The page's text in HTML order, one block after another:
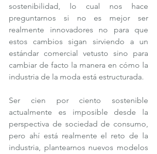
sostenibilidad, lo cual nos hace
preguntarnos si no es mejor ser
realmente innovadores no para que
estos cambios sigan sirviendo a un
estándar comercial vetusto sino para
cambiar de facto la manera en cómo la
industria de la moda está estructurada.
Ser cien por ciento sostenible
actualmente es imposible desde la
perspectiva de sociedad de consumo,
pero ahí está realmente el reto de la
industria, plantearnos nuevos modelos